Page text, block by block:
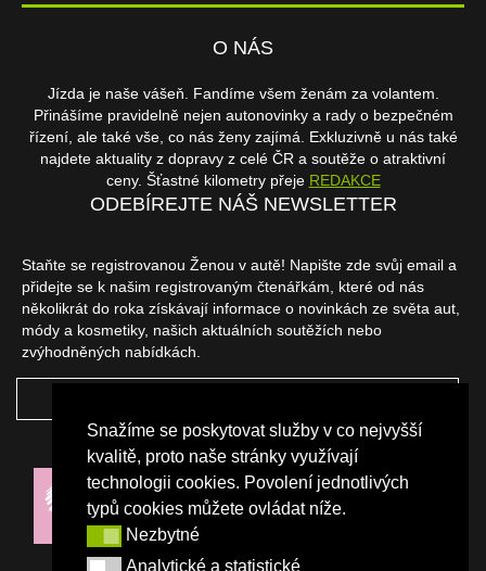
Snažíme se poskytovat služby v co nejvyšší
kvalitě, proto naše stránky využívají
technologii cookies. Povolení jednotlivých
typů cookies můžete ovládat níže.
NezbytnéNezbytné
Analytické a statistické
O NÁS
Jízda je naše vášeň. Fandíme všem ženám za volantem.
Přinášíme pravidelně nejen autonovinky a rady o bezpečném
řízení, ale také vše, co nás ženy zajímá. Exkluzivně u nás také
najdete aktuality z dopravy z celé ČR a soutěže o atraktivní
ceny. Šťastné kilometry přeje REDAKCE
ODEBÍREJTE NÁŠ NEWSLETTER
Staňte se registrovanou Ženou v autě! Napište zde svůj email a
přidejte se k našim registrovaným čtenářkám, které od nás
několikrát do roka získávají informace o novinkách ze světa aut,
módy a kosmetiky, našich aktuálních soutěžích nebo
zvýhodněných nabídkách.
NAŠI PARTNEŘI